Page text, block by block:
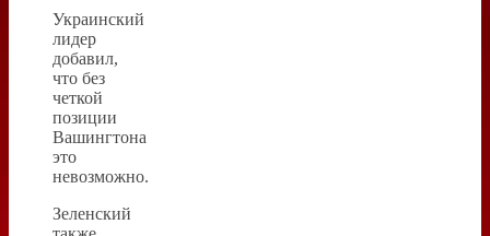
Украинский
лидер
добавил,
что без
четкой
позиции
Вашингтона
это
невозможно.
Зеленский